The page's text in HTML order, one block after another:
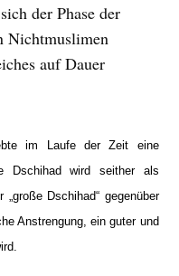
der Phase der
Nichtmuslimen
auf Dauer
im Laufe der Zeit eine
Dschihad wird seither als
„große Dschihad“ gegenüber
Anstrengung, ein guter und